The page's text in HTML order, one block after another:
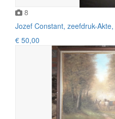
8
Jozef Constant, zeefdruk-
€ 50,00